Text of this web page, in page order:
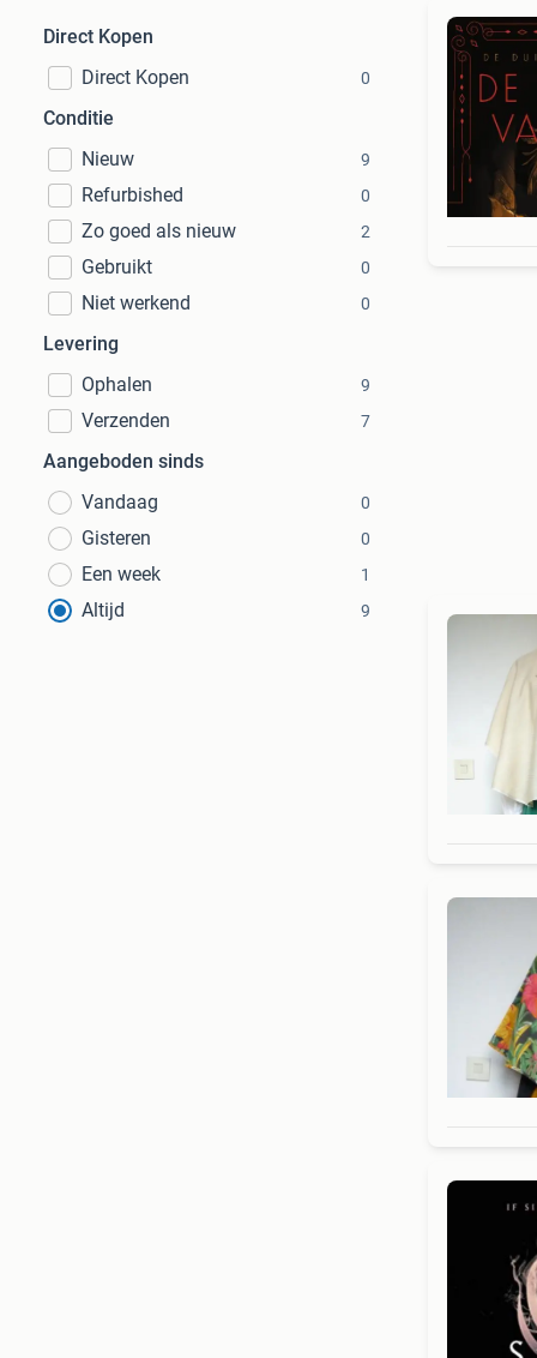
Direct Kopen
Direct Kopen
0
Conditie
Nieuw
9
Refurbished 0
Zo goed als nieuw 2
Gebruikt 0
Niet werkend 0
Levering
Ophalen
9
Verzenden 7
Aangeboden sinds
Vandaag
0
Gisteren 0
Een week 1
Altijd 9